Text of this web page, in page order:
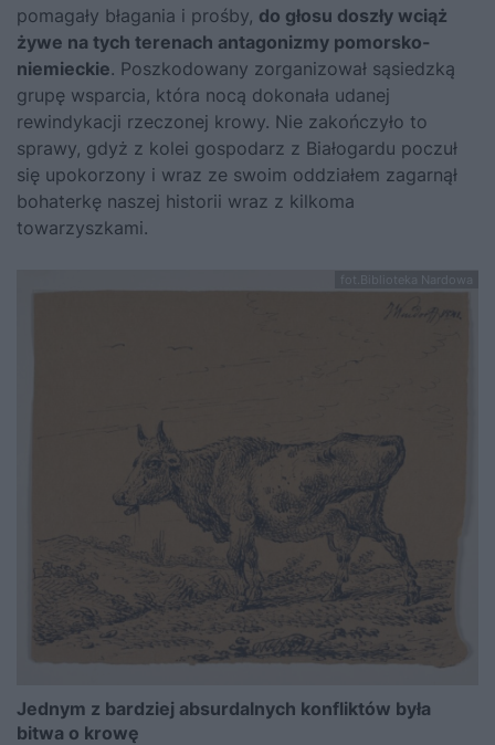
pomagały błagania i prośby, do głosu doszły wciąż
żywe na tych terenach antagonizmy pomorsko-
niemieckie. Poszkodowany zorganizował sąsiedzką
grupę wsparcia, która nocą dokonała udanej
rewindykacji rzeczonej krowy. Nie zakończyło to
sprawy, gdyż z kolei gospodarz z Białogardu poczuł
się upokorzony i wraz ze swoim oddziałem zagarnął
bohaterkę naszej historii wraz z kilkoma
towarzyszkami.
fot.Biblioteka Nardowa
Jednym z bardziej absurdalnych konfliktów była
bitwa o krowę